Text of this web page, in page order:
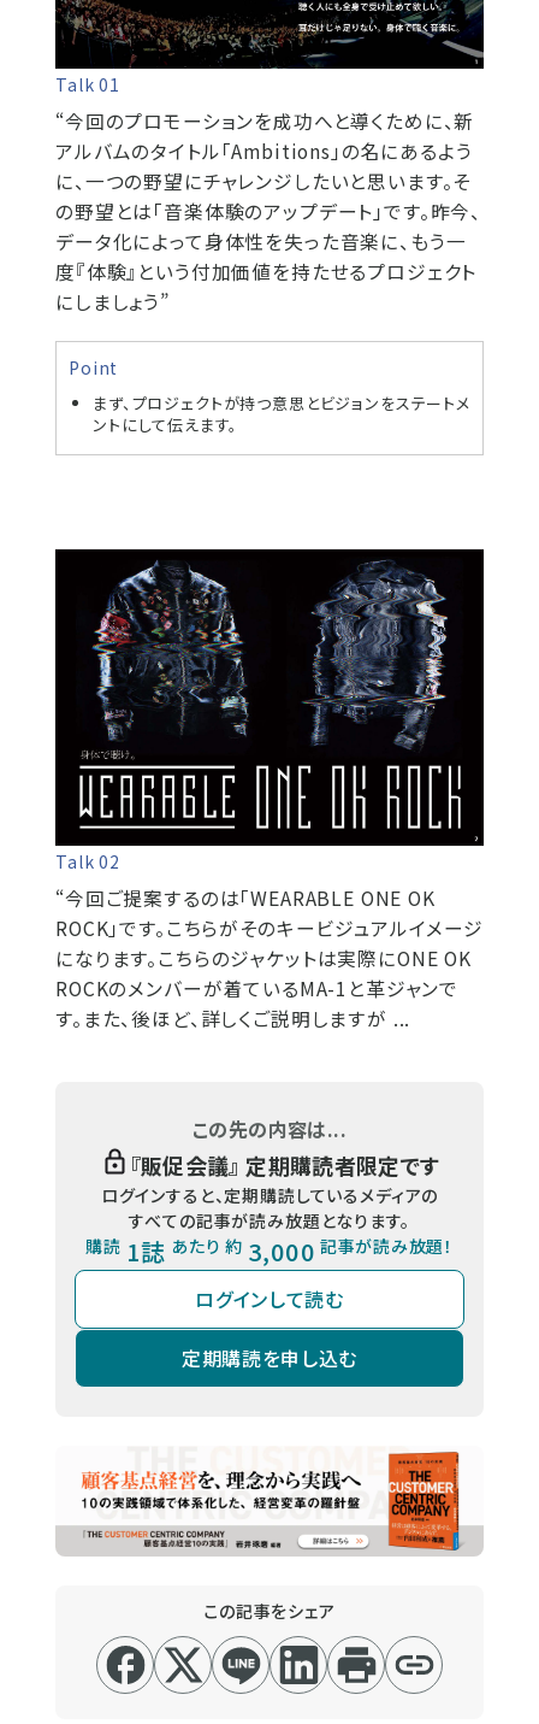
Talk 01
“今回のプロモーションを成功へと導くために、新
アルバムのタイトル「Ambitions」の名にあるよう
に、一つの野望にチャレンジしたいと思います。そ
の野望とは「音楽体験のアップデート」です。昨今、
データ化によって身体性を失った音楽に、もう一
度『体験』という付加価値を持たせるプロジェクト
にしましょう”
Point
まず、プロジェクトが持つ意思とビジョンをステートメ
ントにして伝えます。
Talk 02
“今回ご提案するのは「WEARABLE ONE OK
ROCK」です。こちらがそのキービジュアルイメージ
になります。こちらのジャケットは実際にONE OK
ROCKのメンバーが着ているMA-1と革ジャンで
す。また、後ほど、詳しくご説明しますが ...
この先の内容は...
『販促会議』 定期購読者限定です
ログインすると、定期購読しているメディアの
すべての記事が読み放題となります。
購読 1誌 あたり 約 3,000 記事が読み放題！
ログインして読む
定期購読を申し込む
この記事をシェア